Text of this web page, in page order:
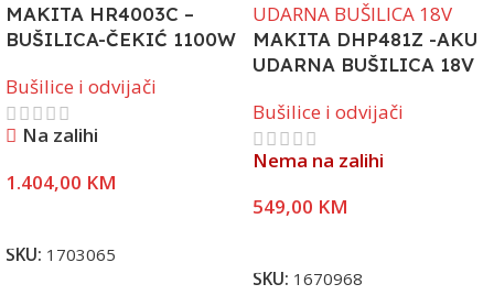
MAKITA HR4003C –
BUŠILICA-ČEKIĆ 1100W
Bušilice i odvijači
Na zalihi
1.404,00 KM
SKU: 1703065
MAKITA DHP481Z -AKU
UDARNA BUŠILICA 18V
Bušilice i odvijači
Nema na zalihi
549,00 KM
SKU: 1670968